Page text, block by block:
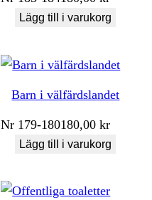
Lägg till i varukorg
Barn i välfärdslandet
Nr 179-180180,00kr
Lägg till i varukorg